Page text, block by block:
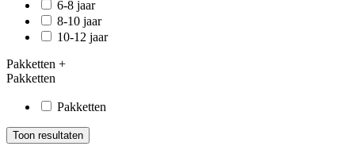
6-8 jaar
8-10 jaar
10-12 jaar
Pakketten +
Pakketten
Pakketten
Toon resultaten